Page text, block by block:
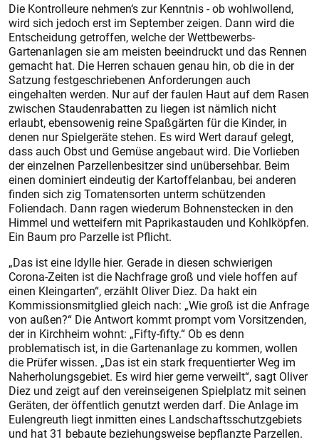
Die Kontrolleure nehmen‘s zur Kenntnis - ob wohlwollend,
wird sich jedoch erst im September zeigen. Dann wird die
Entscheidung getroffen, welche der Wettbewerbs-
Gartenanlagen sie am meisten beeindruckt und das Rennen
gemacht hat. Die Herren schauen genau hin, ob die in der
Satzung festgeschriebenen Anforderungen auch
eingehalten werden. Nur auf der faulen Haut auf dem Rasen
zwischen Staudenrabatten zu liegen ist nämlich nicht
erlaubt, ebensowenig reine Spaßgärten für die Kinder, in
denen nur Spielgeräte stehen. Es wird Wert darauf gelegt,
dass auch Obst und Gemüse angebaut wird. Die Vorlieben
der einzelnen Parzellenbesitzer sind unübersehbar. Beim
einen dominiert eindeutig der Kartoffelanbau, bei anderen
finden sich zig Tomatensorten unterm schützenden
Foliendach. Dann ragen wiederum Bohnenstecken in den
Himmel und wetteifern mit Paprikastauden und Kohlköpfen.
Ein Baum pro Parzelle ist Pflicht.
„Das ist eine Idylle hier. Gerade in diesen schwierigen
Corona-Zeiten ist die Nachfrage groß und viele hoffen auf
einen Kleingarten“, erzählt Oliver Diez. Da hakt ein
Kommissionsmitglied gleich nach: „Wie groß ist die Anfrage
von außen?“ Die Antwort kommt prompt vom Vorsitzenden,
der in Kirchheim wohnt: „Fifty-fifty.“ Ob es denn
problematisch ist, in die Gartenanlage zu kommen, wollen
die Prüfer wissen. „Das ist ein stark frequentierter Weg im
Naherholungsgebiet. Es wird hier gerne verweilt“, sagt Oliver
Diez und zeigt auf den vereinseigenen Spielplatz mit seinen
Geräten, der öffentlich genutzt werden darf. Die Anlage im
Eulengreuth liegt inmitten eines Landschaftsschutzgebiets
und hat 31 bebaute beziehungsweise bepflanzte Parzellen.